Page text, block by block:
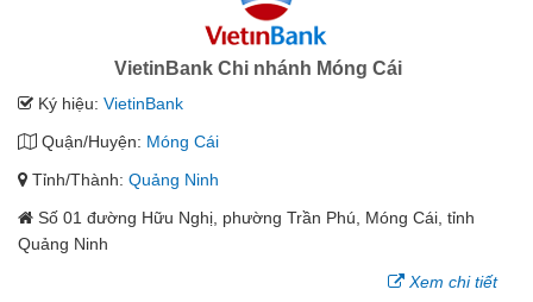
VietinBank Chi nhánh Móng Cái
Ký hiệu: VietinBank
Quận/Huyện: Móng Cái
Tỉnh/Thành: Quảng Ninh
Số 01 đường Hữu Nghị, phường Trần Phú, Móng Cái, tỉnh
Quảng Ninh
Xem chi tiết